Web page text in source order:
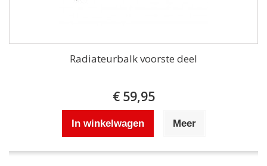
Radiateurbalk voorste deel
€ 59,95
In winkelwagen Meer